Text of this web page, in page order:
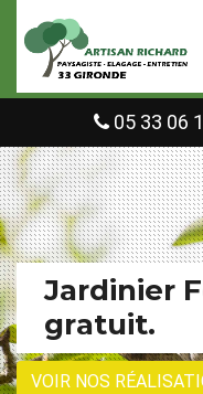
05 33 06
Jardinier
gratuit.
VOIR NOS